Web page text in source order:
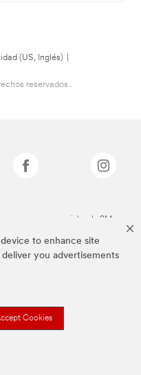
to enhance site
you advertisements
Cookies
(US, Inglés)
reservados..
marcas comerciales de 3M.